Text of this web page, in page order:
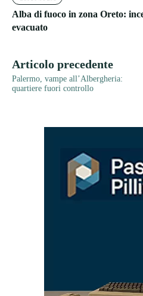
Alba di fuoco in zona Oreto:
evacuato
Articolo precedente
Palermo, vampe all’Albergheria:
quartiere fuori controllo